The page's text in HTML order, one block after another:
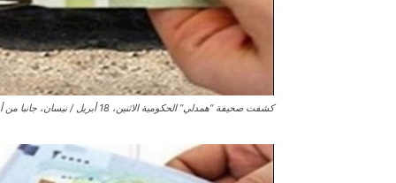
كشفت صحيفة “همدلي” الحكومية الاثنين، 18 أبريل / نيسان، جانبا من أوضاع الانقسام الطبقي الحاد في إيران.